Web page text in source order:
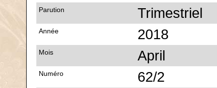
Parution Trimestriel
Année 2018
Mois April
Numéro 62/2